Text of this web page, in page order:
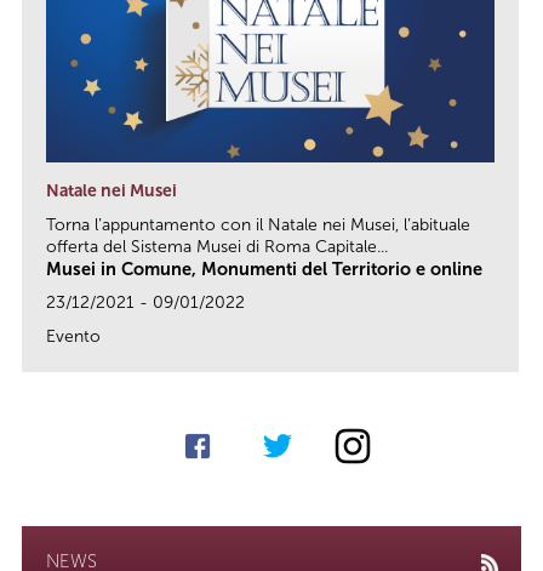
Natale nei Musei
Torna l’appuntamento con il Natale nei Musei, l’abituale
offerta del Sistema Musei di Roma Capitale...
Musei in Comune, Monumenti del Territorio e online
23/12/2021 - 09/01/2022
Evento
NEWS